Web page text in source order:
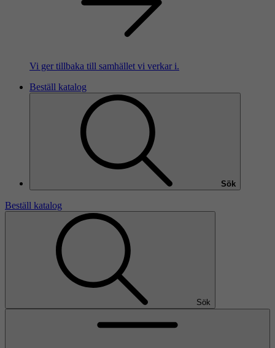
Vi ger tillbaka till samhället vi verkar i.
Beställ katalog
Sök
Beställ katalog
Sök